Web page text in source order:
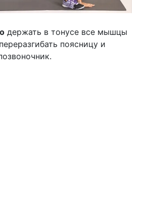
держать в тонусе все мышцы
поясницу и